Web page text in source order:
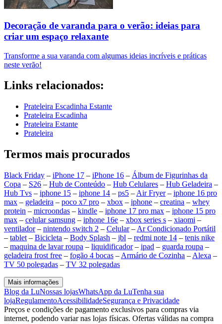
Decoração de varanda para o verão: ideias para
criar um espaço relaxante
Transforme a sua varanda com algumas ideias incríveis e práticas
neste verão!
Links relacionados:
Prateleira Escadinha Estante
Prateleira Escadinha
Prateleira Estante
Prateleira
Termos mais procurados
Black Friday – iPhone 17 – iPhone 16 – Álbum de Figurinhas da
Copa – S26 – Hub de Conteúdo – Hub Celulares – Hub Geladeira –
Hub Tvs – iphone 15 – iphone 14 – ps5 – Air Fryer– iphone 16 pro
max – geladeira – poco x7 pro – xbox – iphone – creatina – whey
protein – microondas – kindle – iphone 17 pro max – iphone 15 pro
max – celular samsung – iphone 16e – xbox series s – xiaomi –
ventilador– nintendo switch 2 – Celular– Ar Condicionado Portátil
– tablet – Bicicleta – Body Splash – jbl – redmi note 14 – tenis nike
– maquina de lavar roupa – liquidificador– ipad – guarda roupa –
geladeira frost free – fogão 4 bocas – Armário de Cozinha – Alexa –
TV 50 polegadas – TV 32 polegadas
Mais informações
Blog da LuNossas lojasWhatsApp da LuTenha sua
lojaRegulamentoAcessibilidadeSegurança e Privacidade
Preços e condições de pagamento exclusivos para compras via
internet, podendo variar nas lojas físicas. Ofertas válidas na compra